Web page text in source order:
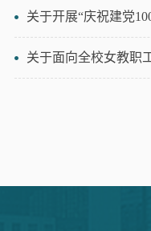
关于面向全校女教职